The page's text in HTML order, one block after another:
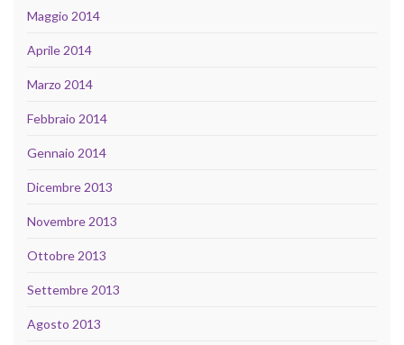
Maggio 2014
Aprile 2014
Marzo 2014
Febbraio 2014
Gennaio 2014
Dicembre 2013
Novembre 2013
Ottobre 2013
Settembre 2013
Agosto 2013